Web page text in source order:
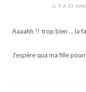
IL Y A 15 ANS
Aaaahh !! trop bien … la
J’espère qua ma fille